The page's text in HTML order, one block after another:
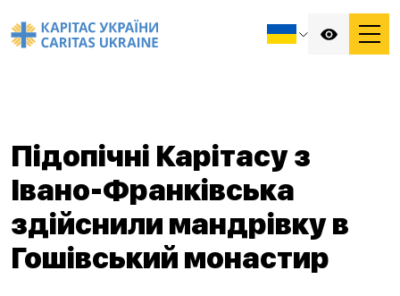
Підопічні Карітасу з
Івано-Франківська
здійснили мандрівку в
Гошівський монастир